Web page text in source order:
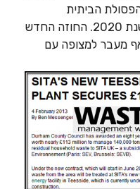
ברורה – הסטת 75% מהפסולת הביתית
מהמזבלות לטובת המפעלים עד שנת 2020. החוזה החדש
מעבר למצופה עם